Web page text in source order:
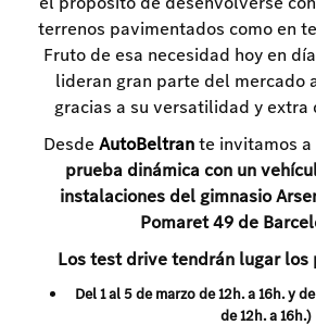
terrenos pavimentados como en
Fruto de esa necesidad hoy en
lideran gran parte del mercado
gracias a su versatilidad y extra
Desde AutoBeltrante invitamos a
prueba dinámica con un
instalaciones del gimnasio
Pomaret 49 de
Los test drive tendrán lugar los
Del 1 al 5 de marzo de 12h. a 16h. y
de 12h. a 16h.)